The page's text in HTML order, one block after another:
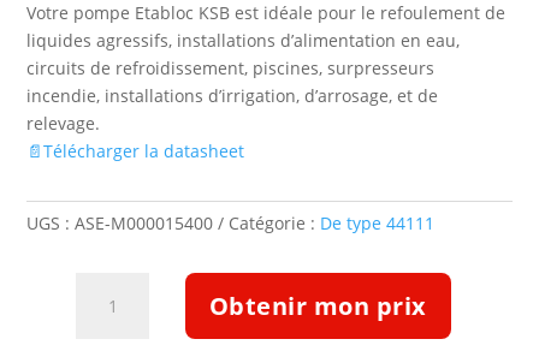
Votre pompe Etabloc KSB est idéale pour le refoulement de
liquides agressifs, installations d’alimentation en eau,
circuits de refroidissement, piscines, surpresseurs
incendie, installations d’irrigation, d’arrosage, et de
relevage.
📄Télécharger la datasheet
UGS :ASE-M000015400 Catégorie : De type 44111
Obtenir mon prix